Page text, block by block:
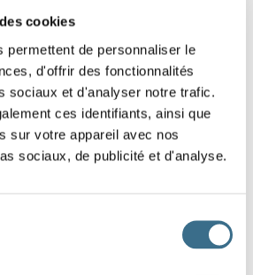
cookies
permettent de personnaliser le
d'offrir des fonctionnalités
sociaux et d'analyser notre trafic.
ces identifiants, ainsi que
sur votre appareil avec nos
sociaux, de publicité et d'analyse.